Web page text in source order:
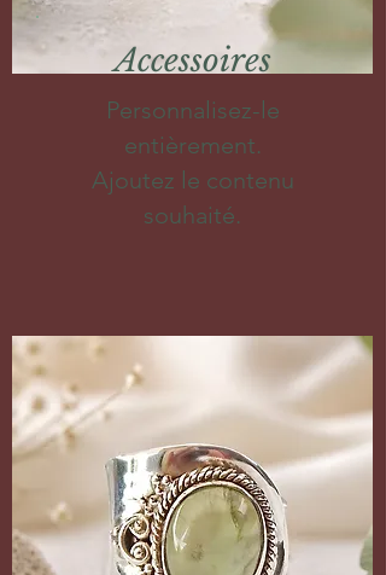
Accessoires
Personnalisez-le
entièrement.
Ajoutez le contenu
souhaité.